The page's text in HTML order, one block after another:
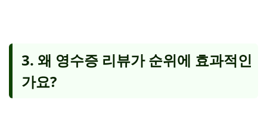
3. 왜 영수증 리뷰가 순위에 효과적인
가요?